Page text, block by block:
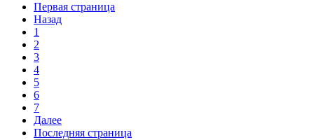
Первая страница
Назад
1
2
3
4
5
6
7
Далее
Последняя страница